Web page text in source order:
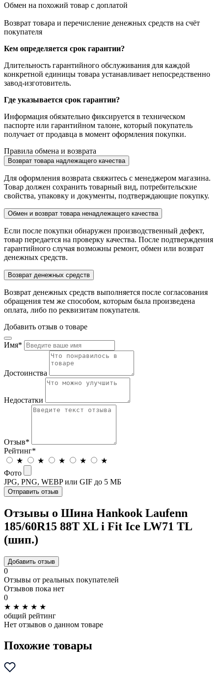
Обмен на похожий товар с доплатой
Возврат товара и перечисление денежных средств на счёт
покупателя
Кем определяется срок гарантии?
Длительность гарантийного обслуживания для каждой
конкретной единицы товара устанавливает непосредственно
завод-изготовитель.
Где указывается срок гарантии?
Информация обязательно фиксируется в техническом
паспорте или гарантийном талоне, который покупатель
получает от продавца в момент оформления покупки.
Правила обмена и возврата
Возврат товара надлежащего качества
Для оформления возврата свяжитесь с менеджером магазина.
Товар должен сохранить товарный вид, потребительские
свойства, упаковку и документы, подтверждающие покупку.
Обмен и возврат товара ненадлежащего качества
Если после покупки обнаружен производственный дефект,
товар передается на проверку качества. После подтверждения
гарантийного случая возможны ремонт, обмен или возврат
денежных средств.
Возврат денежных средств
Возврат денежных средств выполняется после согласования
обращения тем же способом, которым была произведена
оплата, либо по реквизитам покупателя.
Добавить отзыв о товаре
Имя*
Достоинства
Недостатки
Отзыв*
Рейтинг*
★
★ ★ ★
★
Фото
JPG, PNG, WEBP или GIF до 5 МБ
Отправить отзыв
Отзывы о Шина Hankook Laufenn
185/60R15 88T XL i Fit Ice LW71 TL
(шип.)
Добавить отзыв
0
Отзывы от реальных покупателей
Отзывов пока нет
0
★ ★ ★ ★ ★
общий рейтинг
Нет отзывов о данном товаре
Похожие товары